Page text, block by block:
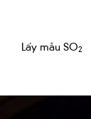
Lấy mẫu SO2